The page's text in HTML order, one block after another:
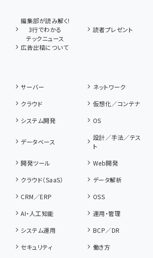
編集部が読み解く!
3行でわかる
テックニュース
読者プレゼント
広告出稿について
サーバー
ネットワーク
クラウド
仮想化／コンテナ
システム開発 OS
データベース
設計／手法／テス
ト
開発ツール
Web開発
クラウド（SaaS）
データ解析
CRM／ERP
OSS
AI・人工知能
運用・管理
システム運用
BCP／DR
セキュリティ 働き方